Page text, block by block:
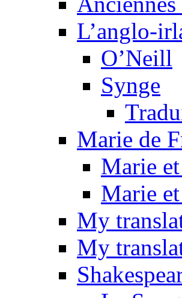
L’anglo-
O’Neill
Synge
Marie de
Marie
Marie
My
My